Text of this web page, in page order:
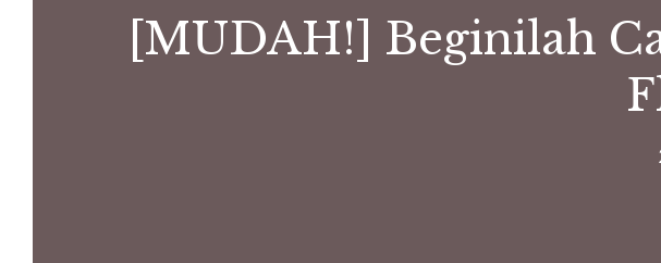
[MUDAH!] Beginilah